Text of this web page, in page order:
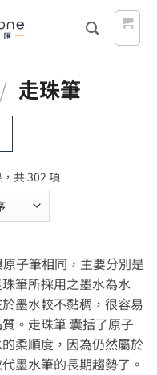
/ 走珠筆
共 302 項依
排
序
子筆相同，主要分別是
筆所採用之墨水為水
墨水較不黏稠，很容易
。走珠筆 囊括了原子
柔順度，因為仍然屬於
墨水筆的長期趨勢了。